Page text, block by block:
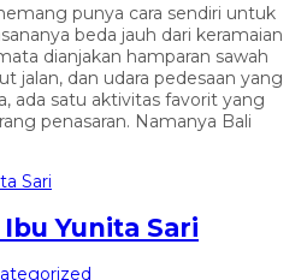
punya cara sendiri untuk
beda jauh dari keramaian
dianjakan hamparan sawah
jalan, dan udara pedesaan yang
ada satu aktivitas favorit yang
penasaran. Namanya Bali
Yunita Sari